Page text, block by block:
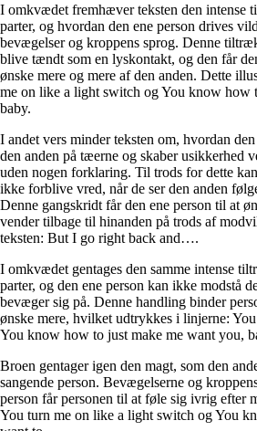
I omkvædet fremhæver teksten den intense
parter, og hvordan den ene person drives
bevægelser og kroppens sprog. Denne
blive tændt som en lyskontakt, og den får
ønske mere og mere af den anden. Dette
me on like a light switch og You know how
baby.
I andet vers minder teksten om, hvordan
den anden på tæerne og skaber usikkerhed
uden nogen forklaring. Til trods for dette
ikke forblive vred, når de ser den anden
Denne gangskridt får den ene person til at
vender tilbage til hinanden på trods af
teksten: But I go right back and….
I omkvædet gentages den samme intense
parter, og den ene person kan ikke modstå
bevæger sig på. Denne handling binder
ønske mere, hvilket udtrykkes i linjerne:
You know how to just make me want you,
Broen gentager igen den magt, som den
sangende person. Bevægelserne og
person får personen til at føle sig ivrig efter
You turn me on like a light switch og You